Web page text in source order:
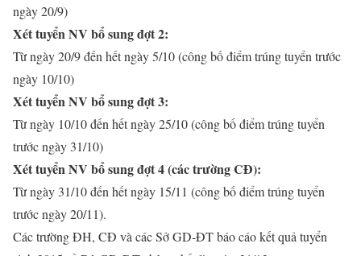
ngày 20/9)
Xét tuyển NV bổ sung đợt 2:
Từ ngày 20/9 đến hết ngày 5/10 (công bố điểm trúng tuyển trước
ngày 10/10)
Xét tuyển NV bổ sung đợt 3:
Từ ngày 10/10 đến hết ngày 25/10 (công bố điểm trúng tuyển
trước ngày 31/10)
Xét tuyển NV bổ sung đợt 4 (các trường CĐ):
Từ ngày 31/10 đến hết ngày 15/11 (công bố điểm trúng tuyển
trước ngày 20/11).
Các trường ĐH, CĐ và các Sở GD-ĐT báo cáo kết quả tuyển